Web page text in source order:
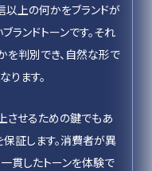
上の何かをブランドが
ランドトーンです。それ
を判別でき、自然な形で
ります。
させるための鍵でもあ
証します。消費者が異
貫したトーンを体験で